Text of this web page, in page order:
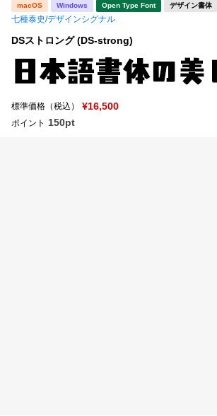
年間ライセンス商品
フォント形式
タイプフェイス
明朝体
丸ゴシック
macOS Windows Open Type Font デザイン書体
七種泰史/デザインシグナル
DSストロング (DS-strong)
標準価格（税込） ¥16,500
ポイント 150pt